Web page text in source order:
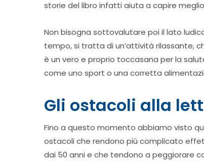
storie del libro infatti aiuta a capire
Non bisogna sottovalutare poi il lato
tempo, si tratta di un’attività rilassante,
è un vero e proprio toccasana per la
come uno sport o una corretta
Gli ostacoli alla
Fino a questo momento abbiamo visto
ostacoli che rendono più complicato
dai 50 anni e che tendono a peggiorare